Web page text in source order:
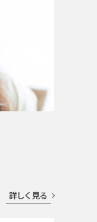
詳しく見る